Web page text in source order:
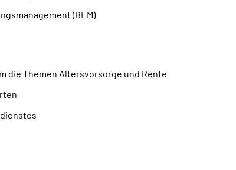
(BEM)
die Themen Altersvorsorge und Rente